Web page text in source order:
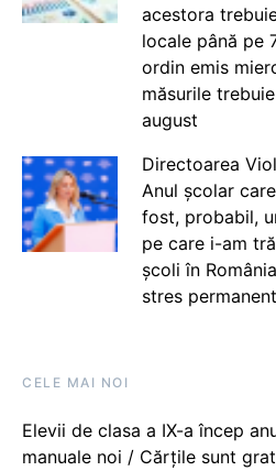
acestora
locale până pe
ordin emis
măsurile
august
Directoarea
Anul școlar
fost, probabil,
pe care i-am
școli în
stres
CELE MAI NOI
Elevii de clasa a IX-a încep
manuale noi / Cărțile sunt